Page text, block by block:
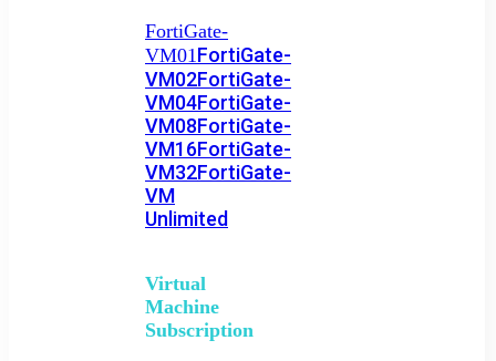
FortiGate-
VM01FortiGate-
VM02FortiGate-
VM04FortiGate-
VM08FortiGate-
VM16FortiGate-
VM32FortiGate-
VM
Unlimited
Virtual
Machine
Subscription